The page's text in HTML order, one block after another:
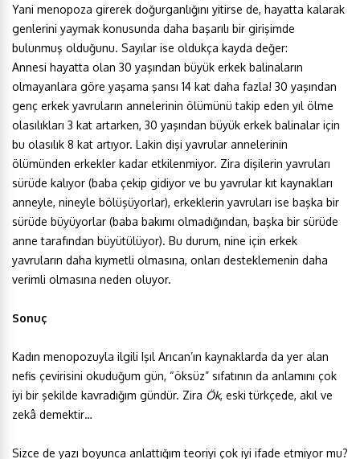
Yani menopoza girerek doğurganlığını yitirse de, hayatta kalarak
genlerini yaymak konusunda daha başarılı bir girişimde
bulunmuş olduğunu. Sayılar ise oldukça kayda değer:
Annesi hayatta olan 30 yaşından büyük erkek balinaların
olmayanlara göre yaşama şansı 14 kat daha fazla! 30 yaşından
genç erkek yavruların annelerinin ölümünü takip eden yıl ölme
olasılıkları 3 kat artarken, 30 yaşından büyük erkek balinalar için
bu olasılık 8 kat artıyor. Lakin dişi yavrular annelerinin
ölümünden erkekler kadar etkilenmiyor. Zira dişilerin yavruları
sürüde kalıyor (baba çekip gidiyor ve bu yavrular kıt kaynakları
anneyle, nineyle bölüşüyorlar), erkeklerin yavruları ise başka bir
sürüde büyüyorlar (baba bakımı olmadığından, başka bir sürüde
anne tarafından büyütülüyor). Bu durum, nine için erkek
yavruların daha kıymetli olmasına, onları desteklemenin daha
verimli olmasına neden oluyor.
Sonuç
Kadın menopozuyla ilgili Işıl Arıcan’ın kaynaklarda da yer alan
nefis çevirisini okuduğum gün, “öksüz” sıfatının da anlamını çok
iyi bir şekilde kavradığım gündür. Zira Ök, eski türkçede, akıl ve
zekâ demektir…
Sizce de yazı boyunca anlattığım teoriyi çok iyi ifade etmiyor mu?